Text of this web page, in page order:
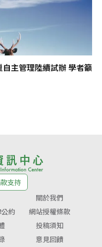
主管理陸續試辦 學者籲
支持
關於我們
約
網站授權條款
投稿須知
意見回饋